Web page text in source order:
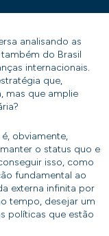
analisando as
do Brasil
internacionais.
que,
mas que amplie
obviamente,
o status quo e
isso, como
fundamental ao
externa infinita por
tempo, desejar um
políticas que estão